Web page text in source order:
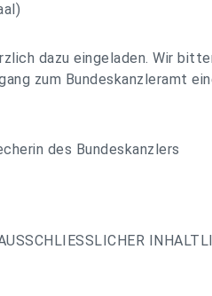
dazu eingeladen. Wir
zum Bundeskanzleramt
des Bundeskanzlers